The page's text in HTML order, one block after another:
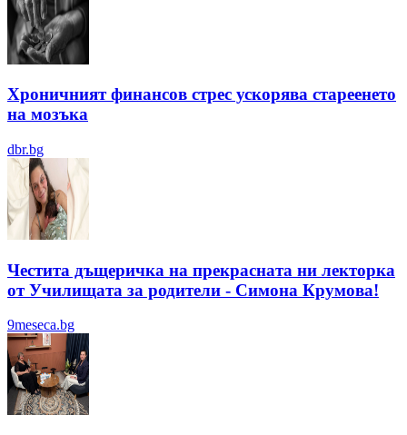
Хроничният финансов стрес ускорява стареенето
на мозъка
dbr.bg
Честита дъщеричка на прекрасната ни лекторка
от Училищата за родители - Симона Крумова!
9meseca.bg